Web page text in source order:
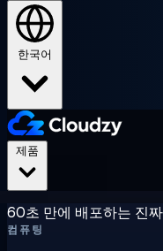
한국어
60초 만에 배포하는 진
컴퓨팅